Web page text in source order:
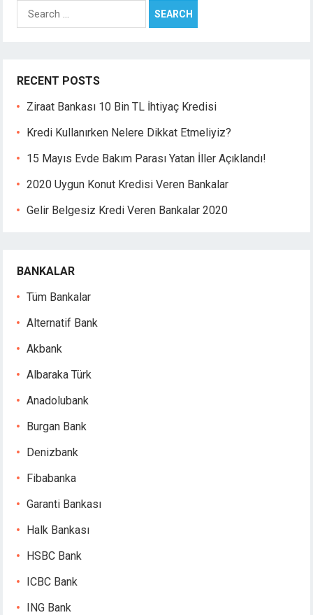
giriş
giriş
Search
for:
RECENT POSTS
Ziraat Bankası 10 Bin TL İhtiyaç Kredisi
Kredi Kullanırken Nelere Dikkat Etmeliyiz?
15 Mayıs Evde Bakım Parası Yatan İller Açıklandı!
2020 Uygun Konut Kredisi Veren Bankalar
Gelir Belgesiz Kredi Veren Bankalar 2020
BANKALAR
Tüm Bankalar
Alternatif Bank
Akbank
Albaraka Türk
Anadolubank
Burgan Bank
Denizbank
Fibabanka
Garanti Bankası
Halk Bankası
HSBC Bank
ICBC Bank
ING Bank